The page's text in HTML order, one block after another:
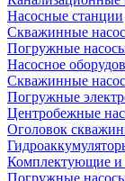
Насосные станции
Скважинные
Погружные
Насосное
Скважинные
Погружные
Центробежные
Оголовок
Комплектующие и
Погружные